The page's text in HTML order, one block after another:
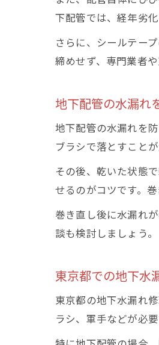
下配管では、経年劣
さらに、シールテー
締めせず、専門業者
地下配管の水漏れ
地下配管の水漏れを
ブラシで落とすことが
その後、乾いた状態
せるのがコツです。
巻き直し後に水漏れ
談も検討しましょう。
東京都での地下水
東京都の地下水漏れ
ラシ、軍手などが必要